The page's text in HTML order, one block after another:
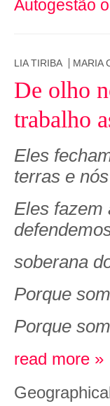
Autogestão
LIA TIRIBA MARIA
De olho
trabalho
Eles
terras e
Eles fazem
soberana
Porque
Porque
read more »